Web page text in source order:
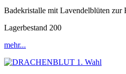
Badekristalle mit Lavendelblüten zur
Lagerbestand 200
mehr...